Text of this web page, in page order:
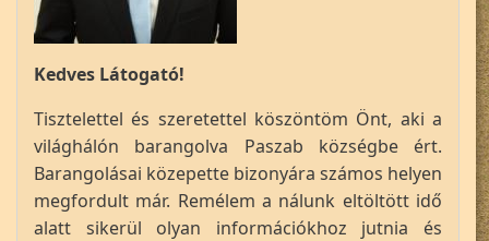
Kedves Látogató!
Tisztelettel és szeretettel köszöntöm Önt, aki a
világhálón barangolva Paszab községbe ért.
Barangolásai közepette bizonyára számos helyen
megfordult már. Remélem a nálunk eltöltött idő
alatt sikerül olyan információkhoz jutnia és